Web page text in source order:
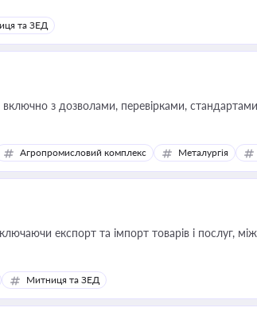
та ЗЕД
з дозволами, перевірками, стандартами
Агропромисловий комплекс Металургія
експорт та імпорт товарів і послуг,
Митниця та ЗЕД